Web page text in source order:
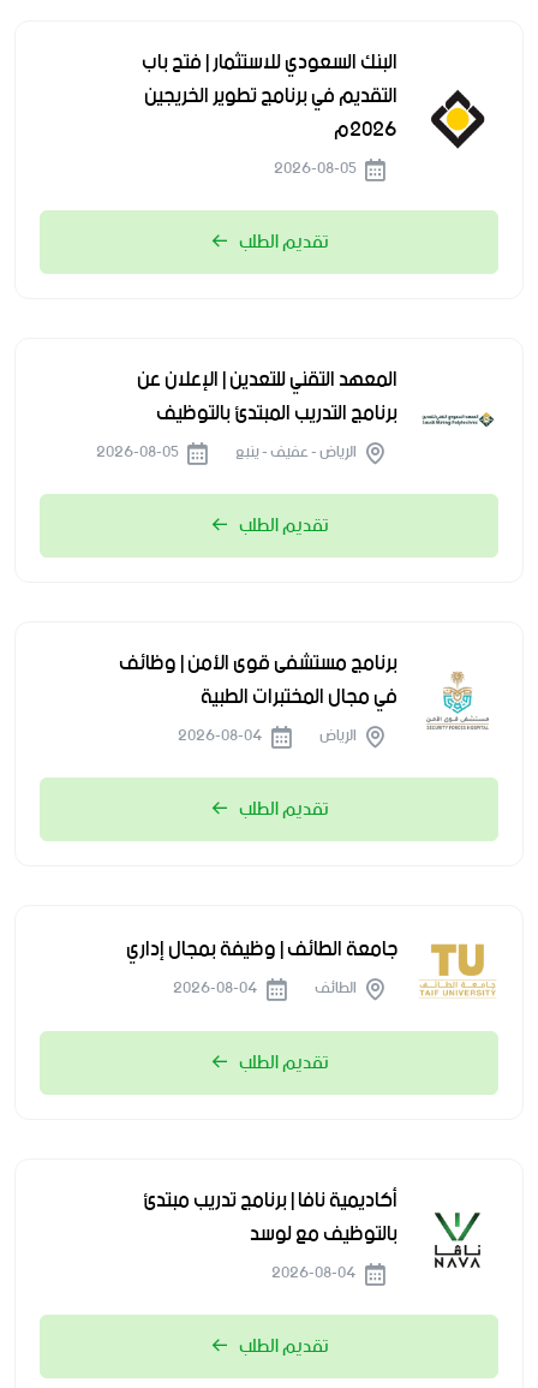
البنك السعودي للاستثمار | فتح باب
التقديم في برنامج تطوير الخريجين
2026م
تقديم الطلب
المعهد التقني للتعدين | الإعلان عن
برنامج التدريب المبتدئ بالتوظيف
الرياض - عفيف - ينبع
تقديم الطلب
برنامج مستشفى قوى الأمن | وظائف
في مجال المختبرات الطبية
الرياض
تقديم الطلب
جامعة الطائف | وظيفة بمجال إداري
الطائف
تقديم الطلب
أكاديمية نافا | برنامج تدريب مبتدئ
بالتوظيف مع لوسد
تقديم الطلب